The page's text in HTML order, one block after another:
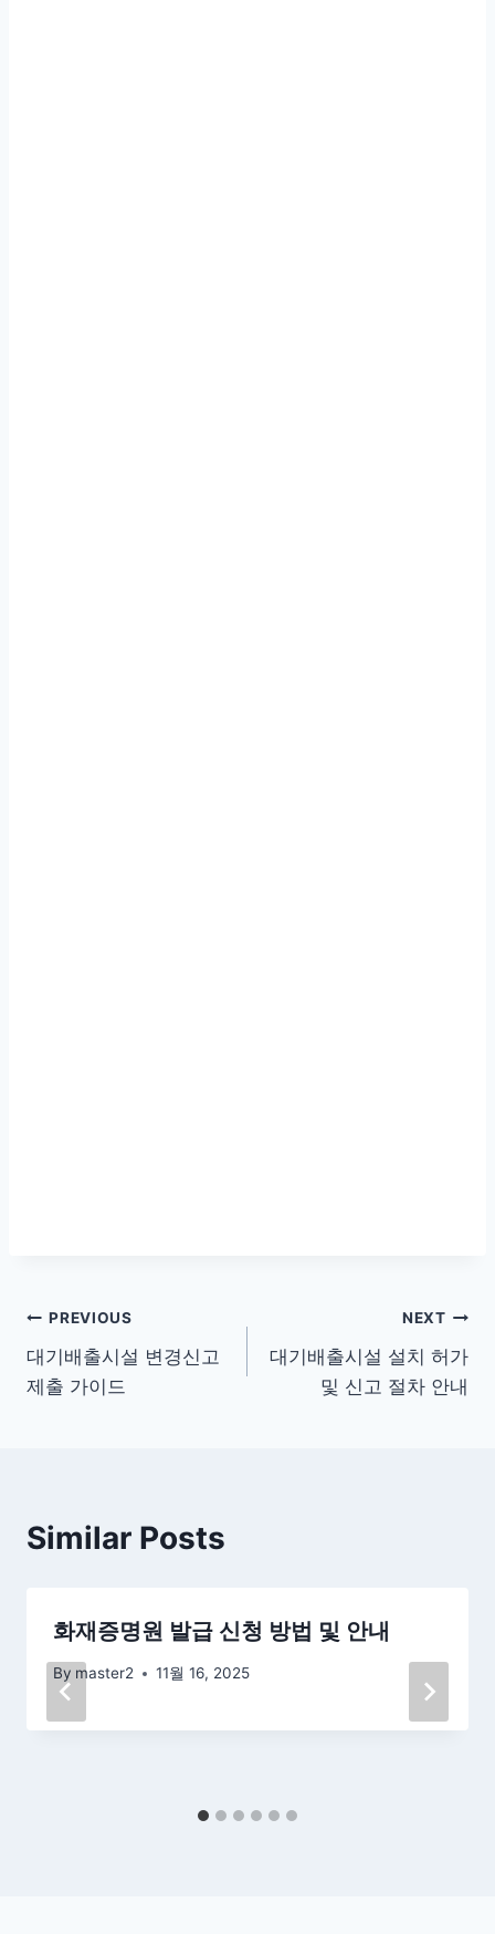
글
탐
PREVIOUS
대기배출시설 변경신고
제출 가이드
NEXT
대기배출시설 설치 허가
및 신고 절차 안내
Similar Posts
화재증명원 발급 신청 방법 및 안내
By master2 11월 16, 2025